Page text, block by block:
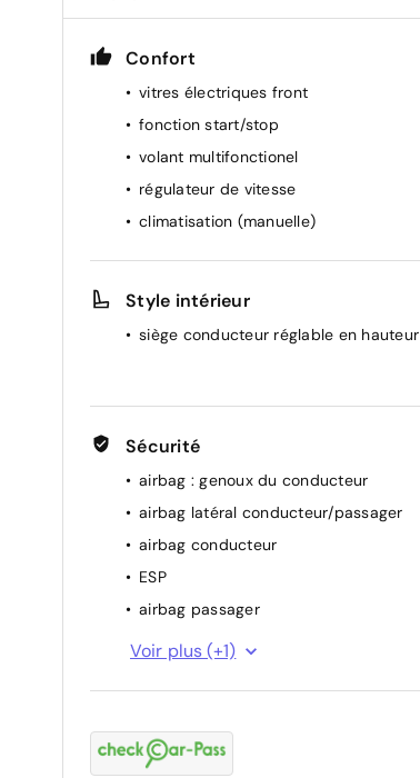
Confort
vitres électriques front
fonction start/stop
volant multifonctionel
régulateur de vitesse
climatisation (manuelle)
Style intérieur
siège conducteur réglable en hauteur
Sécurité
airbag : genoux du conducteur
airbag latéral conducteur/passager
airbag conducteur
ESP
airbag passager
ABS
Voir plus (+1)